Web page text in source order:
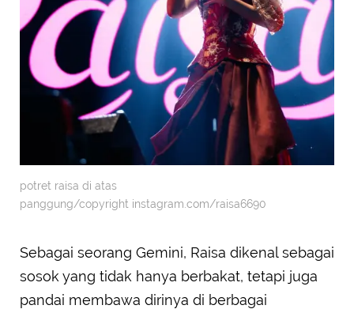
potret raisa di atas
panggung/copyright instagram.com/raisa6690
Sebagai seorang Gemini, Raisa dikenal sebagai
sosok yang tidak hanya berbakat, tetapi juga
pandai membawa dirinya di berbagai